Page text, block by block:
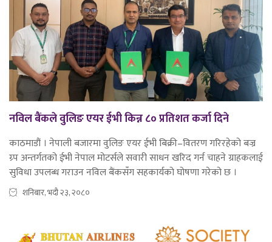
नविल बैंकले वुलिङ एयर ईभी किन्न ८० प्रतिशत कर्जा दिने
काठमाडौं । नेपाली बजारमा वुलिङ एयर ईभी बिक्री–वितरण गरिरहेको बज्र
ग्र्प अन्तर्गतको ईभी नेपाल मोटर्सले सवारी साधन खरिद गर्न चाहने ग्राहकलाई
सुविधा उपलब्ध गराउन नविल बैंकसँग सहकार्यको घोषणा गरेको छ ।
शनिबार, भदौ २३, २०८०